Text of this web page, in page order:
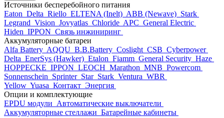
Источники бесперебойного питания
Eaton Delta Riello ELTENA (Inelt) ABB (Newave) Stark
Legrand Vision Jovyatlas Chloride APC General Electric
Hiden IPPON Связь инжиниринг
Аккумуляторные батареи
Alfa Battery AQQU B.B.Battery Coslight CSB Cyberpower
Delta EnerSys (Hawker) Etalon Fiamm General Security Haze
HOPPECKE IPPON LEOCH Marathon MNB Powercom
Sonnenschein Sprinter Star Stark Ventura WBR
Yellow Yuasa Контакт Энергия
Опции и комплектующие
EPDU модули Автоматические выключатели
Аккумуляторные стеллажи Батарейные кабинеты